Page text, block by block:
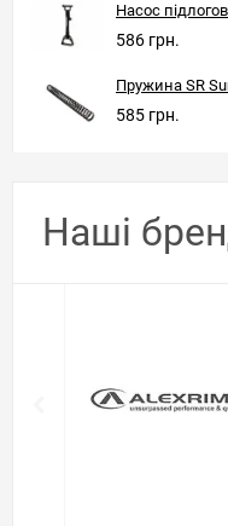
Насос
586 грн.
Пружина SR
585 грн.
Наші